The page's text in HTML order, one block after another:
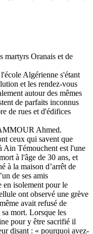
martyrs Oranais et de
Algérienne s'étant
et les rendez-vous
autour des mêmes
de parfaits inconnus
de rues et d'édifices
Ahmed.
ceux qui savent que
Témouchent est l'une
à l'âge de 30 ans, et
à la maison d’arrêt de
de ses amis
en isolement pour le
ont observé une grève
avait refusé de
mort. Lorsque les
pour y être sacrifié il
disant : « pourquoi avez-